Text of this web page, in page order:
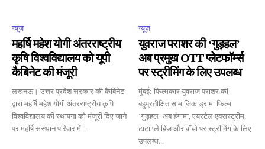
न्यूज़
महर्षि महेश योगी अंतरराष्ट्रीय
कृषि विश्वविद्यालय को यूपी
कैबिनेट की मंजूरी
लखनऊ। उत्तर प्रदेश सरकार की कैबिनेट
द्वारा महर्षि महेश योगी अंतरराष्ट्रीय कृषि
विश्वविद्यालय की स्थापना को मंजूरी दिए जाने
पर महर्षि संस्थान परिवार में...
न्यूज़
युवराज पराशर की ‘गुड़हल’
अब प्रमुख OTT प्लेटफॉर्म्स
पर स्ट्रीमिंग के लिए उपलब्ध
मुंबई: फिल्मकार युवराज पराशर की
बहुप्रतीक्षित सामाजिक ड्रामा फिल्म
‘गुड़हल’ अब हंगामा, एयरटेल एक्सस्ट्रीम,
टाटा प्ले बिंज और वॉचो पर स्ट्रीमिंग के लिए
उपलब्ध...